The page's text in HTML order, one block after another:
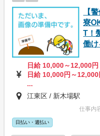
【
寮
T！
働け
日給 10,000～12,000円
日給 10,000円～12,000
...
江東区 / 新木場駅
仕事内
日払い・週払い